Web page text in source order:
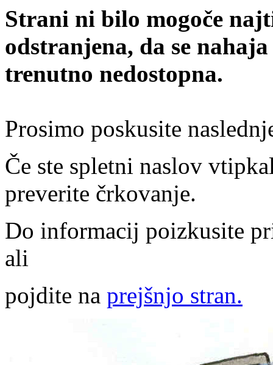
Strani ni bilo mogoče
odstranjena, da se
trenutno nedostopna.
Prosimo poskusite
Če ste spletni naslov
preverite črkovanje.
Do informacij poizkusite
ali
pojdite na prejšnjo stran.